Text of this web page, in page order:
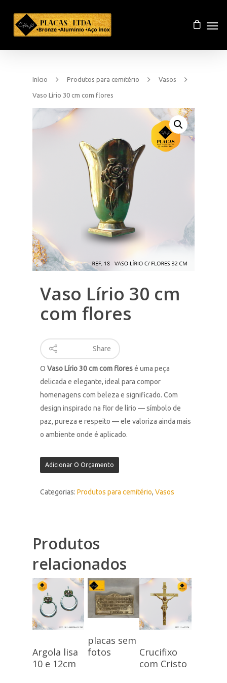
Início Produtos para cemitério Vasos
Vaso Lírio 30 cm com flores
Vaso Lírio 30 cm
com flores
Share
O Vaso Lírio 30 cm com floresé uma peça
delicada e elegante, ideal para compor
homenagens com beleza e significado. Com
design inspirado na flor de lírio — símbolo de
paz, pureza e respeito — ele valoriza ainda mais
o ambiente onde é aplicado.
Adicionar O Orçamento
Categorias: Produtos para cemitério, Vasos
Produtos
relacionados
Argola lisa
10 e 12cm
placas sem
fotos
Crucifixo
com Cristo